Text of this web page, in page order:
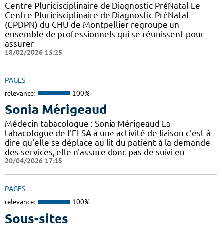
Centre Pluridisciplinaire de Diagnostic PréNatal Le
Centre Pluridisciplinaire de Diagnostic PréNatal
(CPDPN) du CHU de Montpellier regroupe un
ensemble de professionnels qui se réunissent pour
assurer
18/02/2026 15:25
PAGES
relevance: 100%
Sonia Mérigeaud
Médecin tabacologue : Sonia Mérigeaud La
tabacologue de l'ELSA a une activité de liaison c'est à
dire qu'elle se déplace au lit du patient à la demande
des services, elle n'assure donc pas de suivi en
20/04/2026 17:15
PAGES
relevance: 100%
Sous-sites